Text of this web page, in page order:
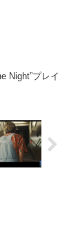
Night”プレイ